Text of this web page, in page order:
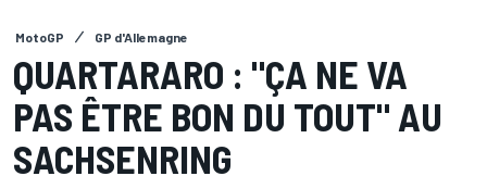
MotoGP GP d'Allemagne
QUARTARARO : "ÇA NE VA
PAS ÊTRE BON DU TOUT" AU
SACHSENRING